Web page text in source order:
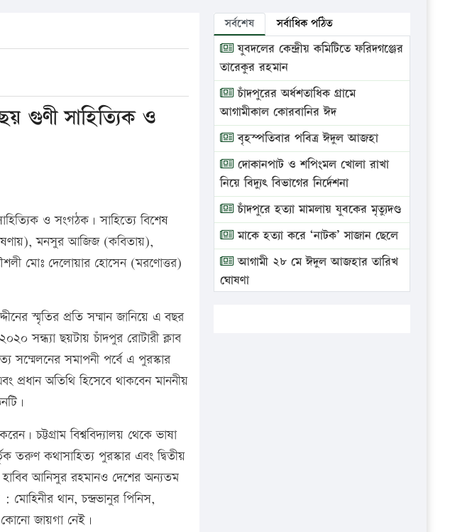
গুণী সাহিত্যিক ও
ও সংগঠক। সাহিত্যে বিশেষ
মনসুর আজিজ (কবিতায়),
মোঃ দেলোয়ার হোসেন (মরণোত্তর)
স্মৃতির প্রতি সম্মান জানিয়ে এ বছর
সন্ধ্যা ছয়টায় চাঁদপুর রোটারী ক্লাব
সম্মেলনের সমাপনী পর্বে এ পুরস্কার
অতিথি হিসেবে থাকবেন মাননীয়
চট্টগ্রাম বিশ্ববিদ্যালয় থেকে ভাষা
তরুণ কথাসাহিত্য পুরস্কার এবং দ্বিতীয়
হাবিব আনিসুর রহমানও দেশের অন্যতম
থান, চন্দ্রভানুর পিনিস,
কোনো জায়গা নেই।
সর্বশেষ সর্বাধিক পঠিত
যুবদলের কেন্দ্রীয় কমিটিতে ফরিদগঞ্জের
তারেকুর রহমান
চাঁদপুরের অর্ধশতাধিক গ্রামে
আগামীকাল কোরবানির ঈদ
বৃহস্পতিবার পবিত্র ঈদুল আজহা
দোকানপাট ও শপিংমল খোলা রাখা
নিয়ে বিদ্যুৎ বিভাগের নির্দেশনা
চাঁদপুরে হত্যা মামলায় যুবকের মৃত্যুদণ্ড
মাকে হত্যা করে ‘নাটক’ সাজান ছেলে
আগামী ২৮ মে ঈদুল আজহার তারিখ
ঘোষণা